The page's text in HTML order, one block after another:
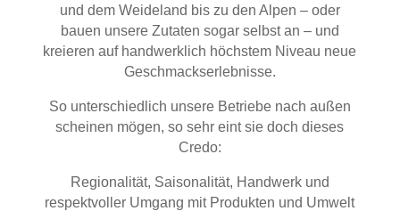
und dem Weideland bis zu den Alpen – oder
bauen unsere Zutaten sogar selbst an – und
kreieren auf handwerklich höchstem Niveau neue
Geschmackserlebnisse.
So unterschiedlich unsere Betriebe nach außen
scheinen mögen, so sehr eint sie doch dieses
Credo:
Regionalität, Saisonalität, Handwerk und
respektvoller Umgang mit Produkten und Umwelt